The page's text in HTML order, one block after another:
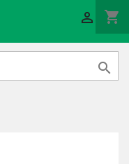
shopping_cart

